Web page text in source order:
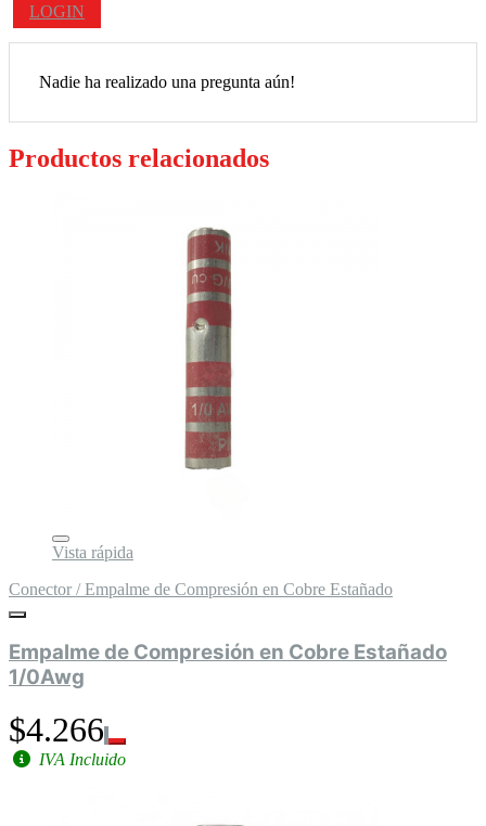
LOGIN
Nadie ha realizado una pregunta aún!
Productos relacionados
Vista rápida
Conector / Empalme de Compresión en Cobre Estañado
Empalme de Compresión en Cobre Estañado
1/0Awg
$4.266
IVA Incluido